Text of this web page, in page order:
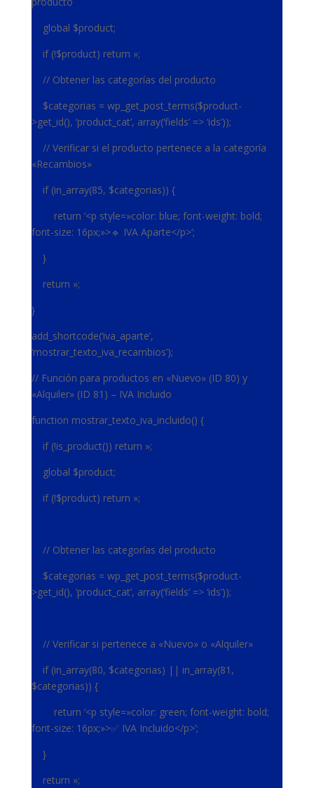
global $product;
if (!$product) return »;
// Obtener las categorías del producto
$categorias = wp_get_post_terms($product-
>get_id(), ‘product_cat’, array(‘fields’ => ‘ids’));
// Verificar si el producto pertenece a la categoría
«Recambios»
if (in_array(85, $categorias)) {
return ‘<p style=»color: blue; font-weight: bold;
font-size: 16px;»>🔹 IVA Aparte</p>’;
}
return »;
}
add_shortcode(‘iva_aparte’,
‘mostrar_texto_iva_recambios’);
// Función para productos en «Nuevo» (ID 80) y
«Alquiler» (ID 81) – IVA Incluido
function mostrar_texto_iva_incluido() {
if (!is_product()) return »;
global $product;
if (!$product) return »;
// Obtener las categorías del producto
$categorias = wp_get_post_terms($product-
>get_id(), ‘product_cat’, array(‘fields’ => ‘ids’));
// Verificar si pertenece a «Nuevo» o «Alquiler»
if (in_array(80, $categorias) || in_array(81,
$categorias)) {
return ‘<p style=»color: green; font-weight: bold;
font-size: 16px;»>✅ IVA Incluido</p>’;
}
return »;